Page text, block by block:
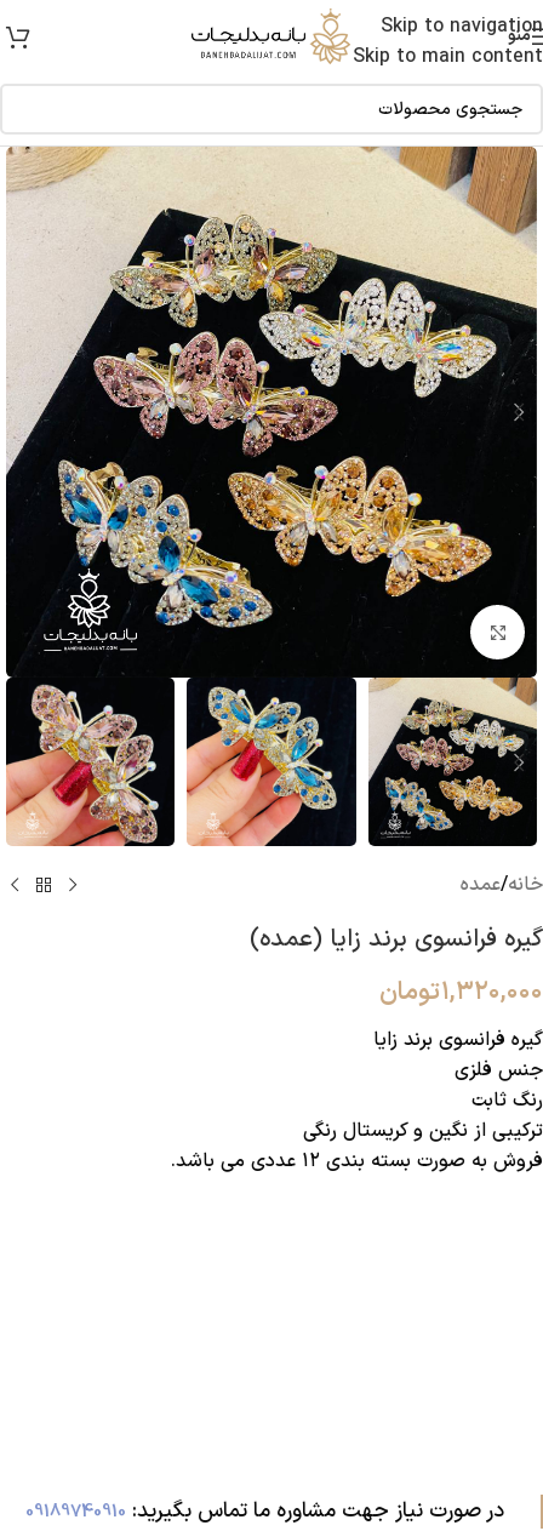
Skip to navigation
Skip to main content
منو
بزرگنمایی تصویر
خانه/عمده
گیره فرانسوی برند زایا (عمده)
۱,۳۲۰,۰۰۰تومان
گیره فرانسوی برند زایا
جنس فلزی
رنگ ثابت
ترکیبی از نگین و کریستال رنگی
فروش به صورت بسته بندی ۱۲ عددی می باشد.
در صورت نیاز جهت مشاوره ما تماس بگیرید:‌ 09189740910